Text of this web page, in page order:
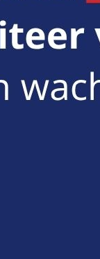
advies in
Natuurlijk kunt